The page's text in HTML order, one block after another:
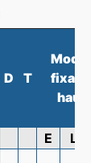
D T
Modèle
fixation
haute
E L